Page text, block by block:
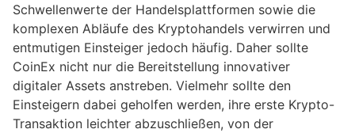
Schwellenwerte der Handelsplattformen sowie die
komplexen Abläufe des Kryptohandels verwirren und
entmutigen Einsteiger jedoch häufig. Daher sollte
CoinEx nicht nur die Bereitstellung innovativer
digitaler Assets anstreben. Vielmehr sollte den
Einsteigern dabei geholfen werden, ihre erste Krypto-
Transaktion leichter abzuschließen, von der